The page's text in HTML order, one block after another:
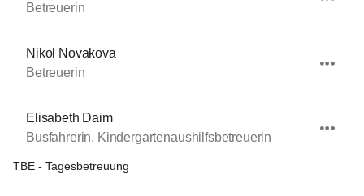
Betreuerin
Nikol Novakova
Betreuerin
Elisabeth Daim
Busfahrerin, Kindergartenaushilfsbetreuerin
TBE - Tagesbetreuung